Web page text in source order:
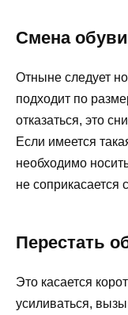
Смена обуви
Отныне следует
подходит по
отказаться, это
Если имеется
необходимо
не
Перестать
Это касается
усиливаться,